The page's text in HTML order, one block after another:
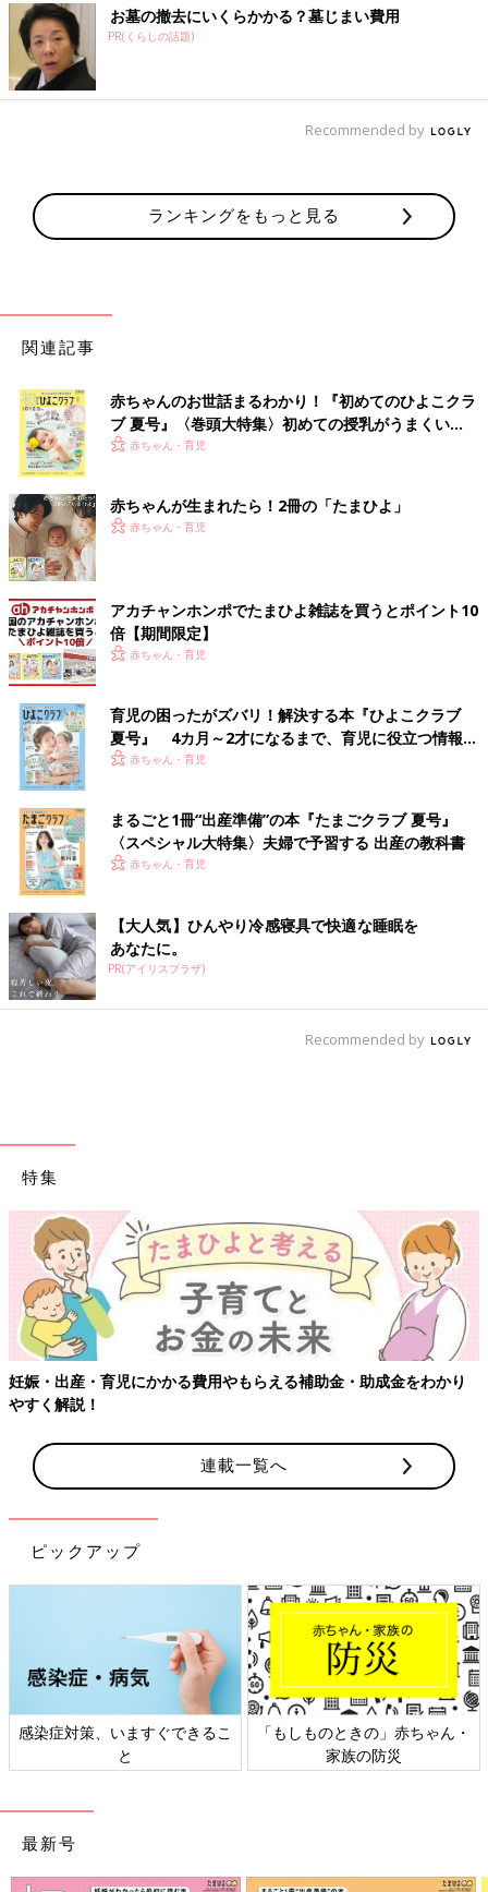
お墓の撤去にいくらかかる？墓じまい費用
PR(くらしの話題)
Recommended by
ランキングをもっと見る
関連記事
赤ちゃんのお世話まるわかり！『初めてのひよこクラ
ブ 夏号』〈巻頭大特集〉初めての授乳がうまくい
く！ おっぱい・ミルクの基本と夏のトラブル 解決テ
赤ちゃん・育児
赤ちゃんが生まれたら！2冊の「たまひよ」
赤ちゃん・育児
アカチャンホンポでたまひよ雑誌を買うとポイント10
倍【期間限定】
赤ちゃん・育児
育児の困ったがズバリ！解決する本『ひよこクラブ
夏号』 4カ月～2才になるまで、育児に役立つ情報が
いっぱい！
赤ちゃん・育児
まるごと1冊“出産準備”の本『たまごクラブ 夏号』
〈スペシャル大特集〉夫婦で予習する 出産の教科書
赤ちゃん・育児
【大人気】ひんやり冷感寝具で快適な睡眠を
あなたに。
PR(アイリスプラザ)
Recommended by
特集
もらえる補助金・助成金をわかり 【ワクチン接種できるものも
連載一覧へ
ピックアップ
るこ
「もしものときの」赤ちゃん・
日本外来小児科学会リー
ト検討会
最新号